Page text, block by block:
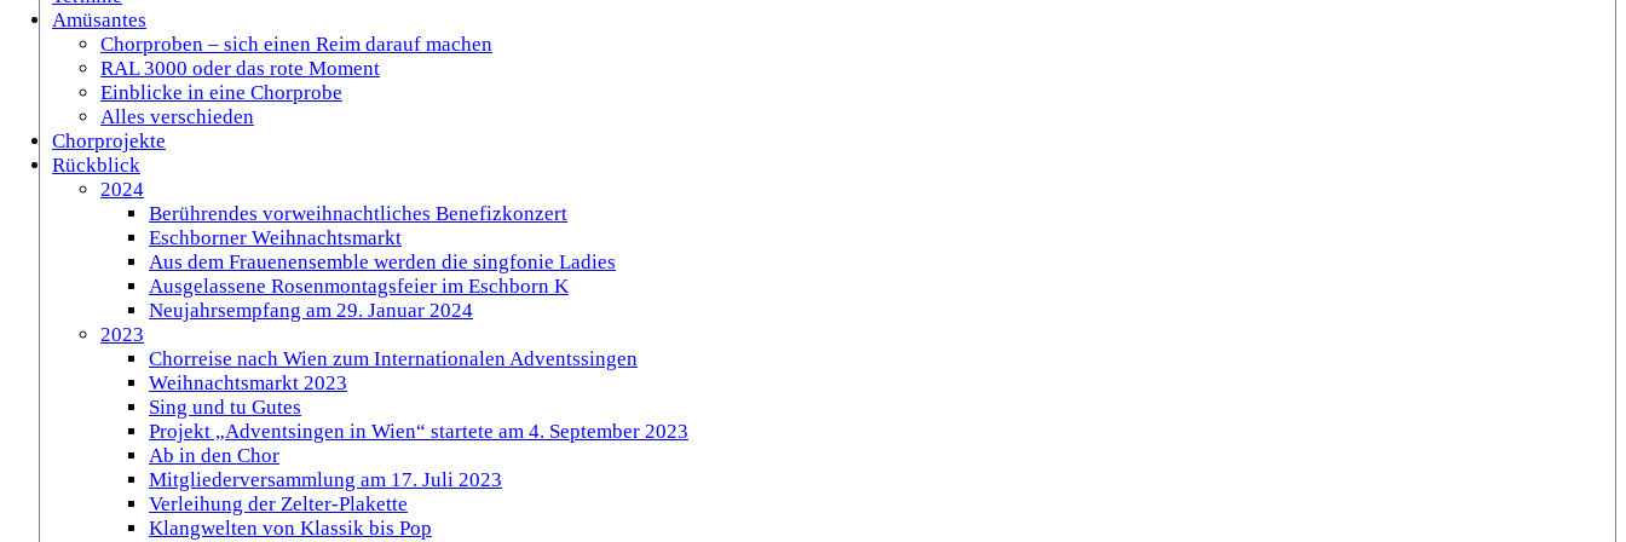
Amüsantes
Chorproben – sich einen Reim darauf machen
RAL 3000 oder das rote Moment
Einblicke in eine Chorprobe
Alles verschieden
Chorprojekte
Rückblick
2024
Berührendes vorweihnachtliches Benefizkonzert
Eschborner Weihnachtsmarkt
Aus dem Frauenensemble werden die singfonie Ladies
Ausgelassene Rosenmontagsfeier im Eschborn K
Neujahrsempfang am 29. Januar 2024
2023
Chorreise nach Wien zum Internationalen Adventssingen
Weihnachtsmarkt 2023
Sing und tu Gutes
Projekt „Adventsingen in Wien“ startete am 4. September 2023
Ab in den Chor
Mitgliederversammlung am 17. Juli 2023
Verleihung der Zelter-Plakette
Klangwelten von Klassik bis Pop